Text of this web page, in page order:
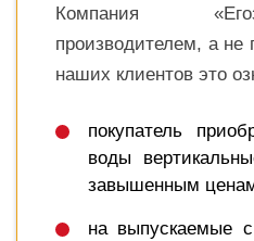
Компания
производителем, а не
наших клиентов это
покупатель
воды
завышенным
на выпускаемые